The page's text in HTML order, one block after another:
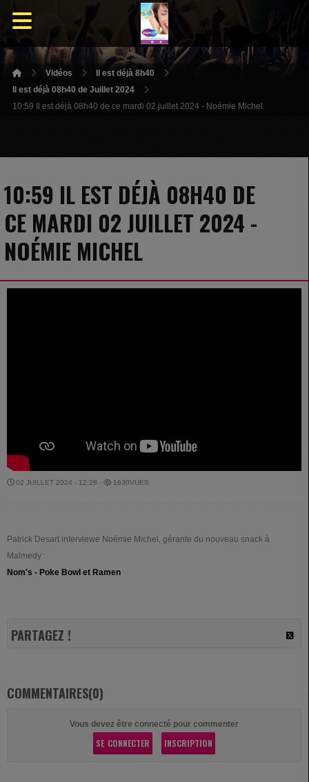
Vidéos
Il est déjà 8h40
Il est déjà 08h40 de Juillet 2024
10:59 Il est déjà 08h40 de ce mardi 02 juillet 2024 - Noémie Michel
10:59 IL EST DÉJÀ 08H40 DE
CE MARDI 02 JUILLET 2024 -
NOÉMIE MICHEL
02 JUILLET 2024 - 12:28 - 1630VUES
Patrick Desart interviewe Noémie Michel, gérante du nouveau snack à
Malmedy :
Nom's - Poke Bowl et Ramen
PARTAGEZ !
COMMENTAIRES(0)
Vous devez être connecté pour commenter
SE CONNECTER INSCRIPTION